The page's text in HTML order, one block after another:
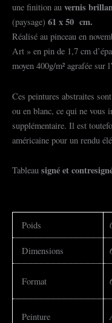
une finition au vernis
(paysage) 61 x 50 cm.
Réalisé au pinceau en
Art » en pin de 1,7 cm
moyen 400g/m² agrafée sur
Ces peintures abstraites
ou en blanc, ce qui ne vous
supplémentaire. Il est
américaine pour un rendu
Tableau signé et
Poids
Dimensions
Format
Peinture